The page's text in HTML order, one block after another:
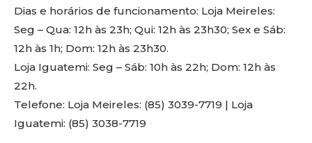
Dias e horários de funcionamento: Loja Meireles:
Seg – Qua: 12h às 23h; Qui: 12h às 23h30; Sex e Sáb:
12h às 1h; Dom: 12h às 23h30.
Loja Iguatemi: Seg – Sáb: 10h às 22h; Dom: 12h às
22h.
Telefone: Loja Meireles: (85) 3039-7719 | Loja
Iguatemi: (85) 3038-7719